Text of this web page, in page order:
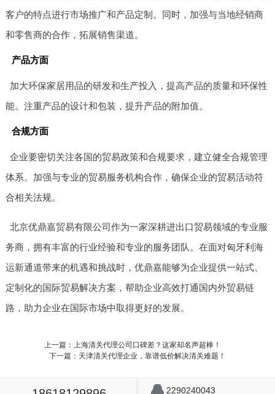
客户的特点进行市场推广和产品定制。同时，加强与当地经销商
和零售商的合作，拓展销售渠道。
产品方面
加大环保家居用品的研发和生产投入，提高产品的质量和环保性
能。注重产品的设计和包装，提升产品的附加值。
合规方面
企业要密切关注各国的贸易政策和合规要求，建立健全合规管理
体系。加强与专业的贸易服务机构合作，确保企业的贸易活动符
合相关法规。
北京优鼎嘉贸易有限公司作为一家深耕进出口贸易领域的专业服
务商，拥有丰富的行业经验和专业的服务团队。在面对匈牙利海
运新通道带来的机遇和挑战时，优鼎嘉能够为企业提供一站式、
定制化的国际贸易解决方案，帮助企业高效打通国内外贸易链
路，助力企业在国际市场中取得更好的发展。
上一篇：上海清关代理公司口碑差？这家却名声超棒！
下一篇：天津清关代理企业，靠谱低价解决清关难题！
2290240043